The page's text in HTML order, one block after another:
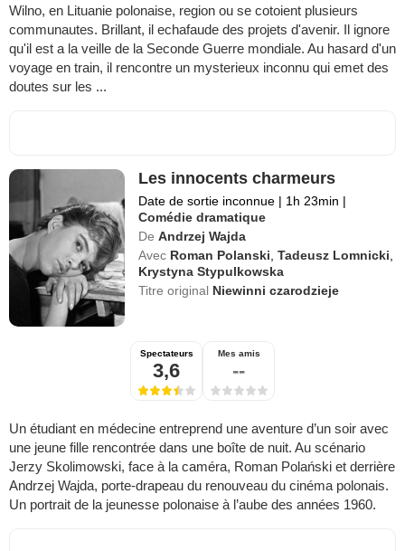
Wilno, en Lituanie polonaise, region ou se cotoient plusieurs
communautes. Brillant, il echafaude des projets d'avenir. Il ignore
qu'il est a la veille de la Seconde Guerre mondiale. Au hasard d'un
voyage en train, il rencontre un mysterieux inconnu qui emet des
doutes sur les ...
Les innocents charmeurs
Date de sortie inconnue | 1h 23min |
Comédie dramatique
De Andrzej Wajda
Avec Roman Polanski ,Tadeusz Lomnicki
Krystyna Stypulkowska
Titre original Niewinni czarodzieje
Spectateurs
3,6
Mes amis
--
Un étudiant en médecine entreprend une aventure d’un soir avec
une jeune fille rencontrée dans une boîte de nuit. Au scénario
Jerzy Skolimowski, face à la caméra, Roman Polański et derrière
Andrzej Wajda, porte-drapeau du renouveau du cinéma polonais.
Un portrait de la jeunesse polonaise à l’aube des années 1960.